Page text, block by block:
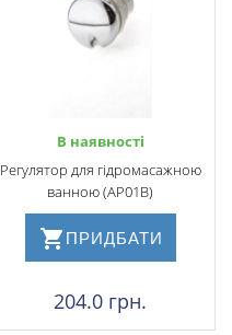
В наявності
Регулятор для гідромасажною
ванною (АР01В)
ПРИДБАТИ
204.0 грн.